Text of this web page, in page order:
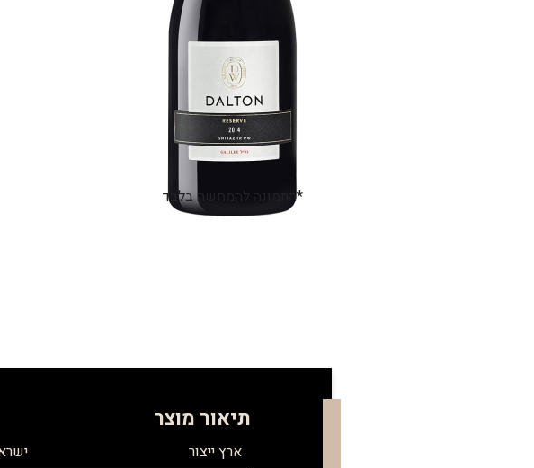
*התמונה להמחשה בלבד
תיאור מוצר
ארץ ייצור